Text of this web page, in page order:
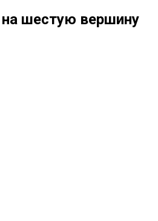
на шестую вершину